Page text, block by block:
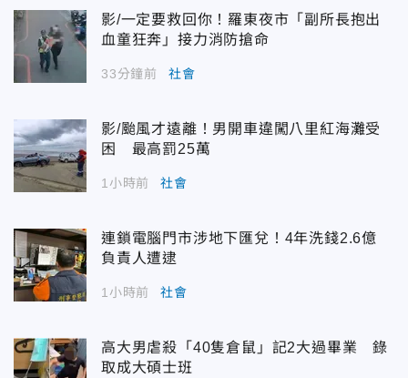
影/一定要救回你！羅東夜市「副所長抱出
血童狂奔」接力消防搶命
33分鐘前 社會
影/颱風才遠離！男開車違闖八里紅海灘受
困 最高罰25萬
1小時前 社會
連鎖電腦門市涉地下匯兌！4年洗錢2.6億
負責人遭逮
1小時前 社會
高大男虐殺「40隻倉鼠」記2大過畢業 錄
取成大碩士班